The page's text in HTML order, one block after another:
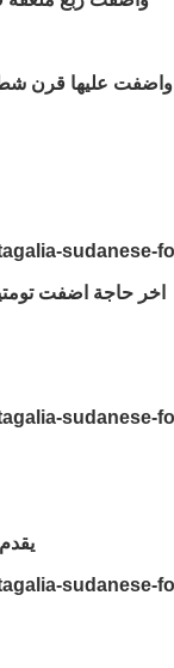
واضفت عليها قرن
اخر حاجة اضفت